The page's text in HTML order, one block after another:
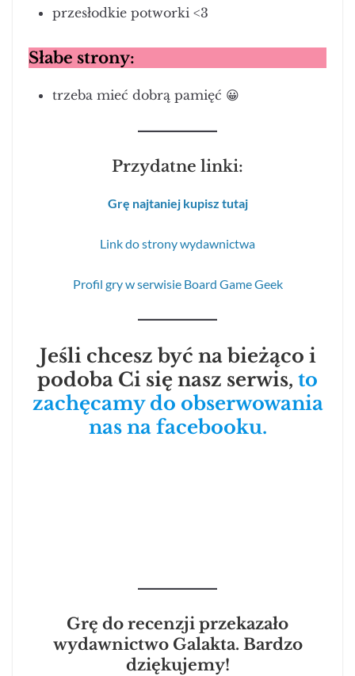
przesłodkie potworki <3
Słabe strony:
trzeba mieć dobrą pamięć 😀
Przydatne linki:
Grę najtaniej kupisz tutaj
Link do strony wydawnictwa
Profil gry w serwisie Board Game Geek
Jeśli chcesz być na bieżąco i
podoba Ci się nasz serwis, to
zachęcamy do obserwowania
nas na facebooku.
Grę do recenzji przekazało
wydawnictwo Galakta. Bardzo
dziękujemy!